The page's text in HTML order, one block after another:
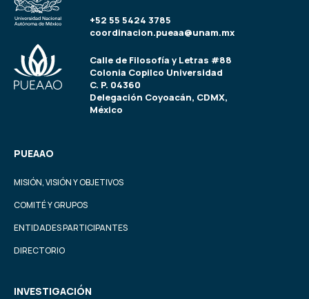
+52 55 5424 3785
coordinacion.pueaa@unam.mx
Calle de Filosofía y Letras #88
Colonia Copilco Universidad
C. P. 04360
Delegación Coyoacán, CDMX,
México
PUEAAO
MISIÓN, VISIÓN Y OBJETIVOS
COMITÉ Y GRUPOS
ENTIDADES PARTICIPANTES
DIRECTORIO
INVESTIGACIÓN